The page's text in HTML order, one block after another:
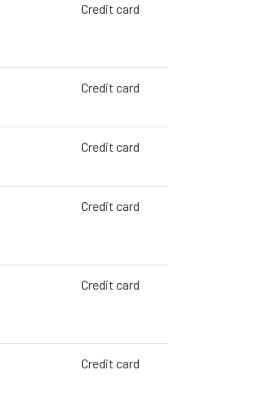
Credit card
Credit card
Credit card
Credit card
Credit card
Credit card